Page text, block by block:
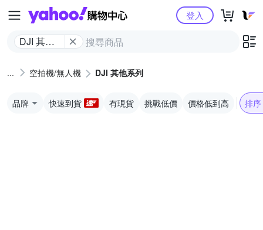
Yahoo購物中心
DJI 其他
登入
空拍機/無人機 DJI 其他系列
品牌 快速到貨 有現貨 挑戰低價 價格低到高 排序